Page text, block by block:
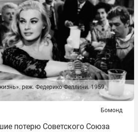
реж. Федерико Феллини. 1959.
Бомонд
потерю Советского Союза